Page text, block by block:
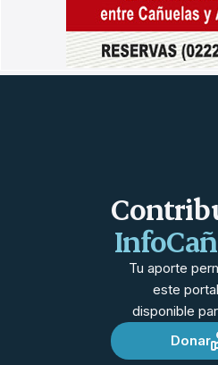
Tu aporte
este
disponible
Donar